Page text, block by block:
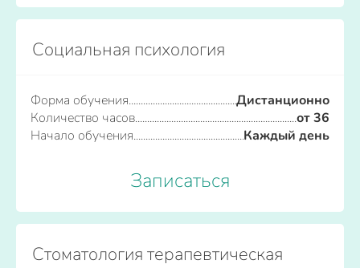
Социальная психология
Форма обучения
Дистанционно
Количество часов
от 36
Начало обучения
Каждый день
Записаться
Стоматология терапевтическая